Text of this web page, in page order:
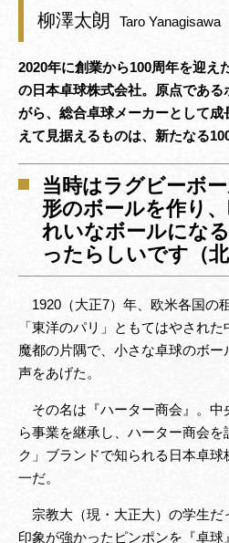
柳澤太朗 Taro Yanagisawa
2020年に創業から100周年を迎え
の日本卓球株式会社。原点であ
がら、総合卓球メーカーとして
えて見据えるものは、新たなる
当時はラグビーボ
形のボールを作り
れいなボールにな
ったらしいです（北
1920（大正7）年、欧米各国の
「東洋のパリ」ともてはやされ
魔都の片隅で、小さな卓球のボ
声をあげた。
その名は『ハーター商会』。中
ら事業を継承し、ハーター商会
ク」ブランドで知られる日本卓
一だ。
宗教大（現・大正大）の学生だ
印象が強かったピンポンを『卓